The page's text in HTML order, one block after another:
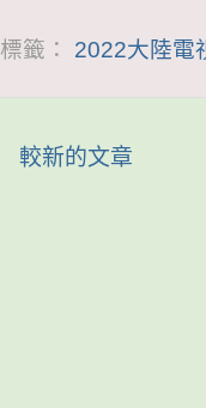
標籤： 2022大陸電
較新的文章